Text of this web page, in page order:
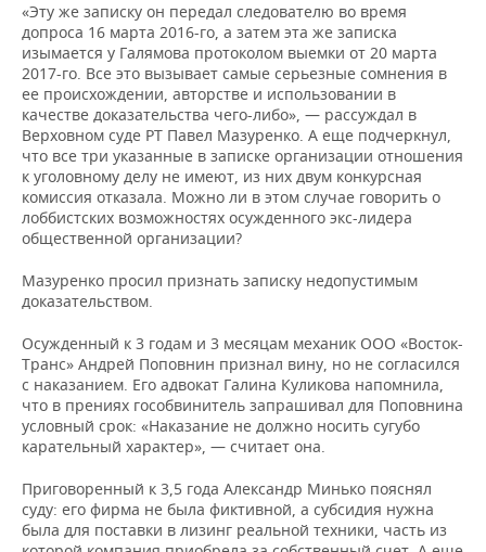
«Эту же записку он передал следователю во время
допроса 16 марта 2016-го, а затем эта же записка
изымается у Галямова протоколом выемки от 20 марта
2017-го. Все это вызывает самые серьезные сомнения в
ее происхождении, авторстве и использовании в
качестве доказательства чего-либо», — рассуждал в
Верховном суде РТ Павел Мазуренко. А еще подчеркнул,
что все три указанные в записке организации отношения
к уголовному делу не имеют, из них двум конкурсная
комиссия отказала. Можно ли в этом случае говорить о
лоббистских возможностях осужденного экс-лидера
общественной организации?
Мазуренко просил признать записку недопустимым
доказательством.
Осужденный к 3 годам и 3 месяцам механик ООО «Восток-
Транс» Андрей Поповнин признал вину, но не согласился
с наказанием. Его адвокат Галина Куликова напомнила,
что в прениях гособвинитель запрашивал для Поповнина
условный срок: «Наказание не должно носить сугубо
карательный характер», — считает она.
Приговоренный к 3,5 года Александр Минько пояснял
суду: его фирма не была фиктивной, а субсидия нужна
была для поставки в лизинг реальной техники, часть из